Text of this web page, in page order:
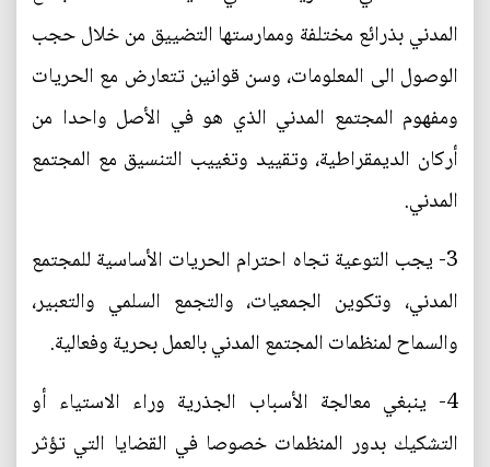
المدني بذرائع مختلفة وممارستها التضييق من خلال حجب
الوصول الى المعلومات، وسن قوانين تتعارض مع الحريات
ومفهوم المجتمع المدني الذي هو في الأصل واحدا من
أركان الديمقراطية، وتقييد وتغييب التنسيق مع المجتمع
المدني.
3- يجب التوعية تجاه احترام الحريات الأساسية للمجتمع
المدني، وتكوين الجمعيات، والتجمع السلمي والتعبير،
والسماح لمنظمات المجتمع المدني بالعمل بحرية وفعالية.
4- ينبغي معالجة الأسباب الجذرية وراء الاستياء أو
التشكيك بدور المنظمات خصوصا في القضايا التي تؤثر